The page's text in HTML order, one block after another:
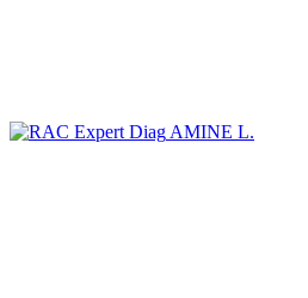
AMINE L.